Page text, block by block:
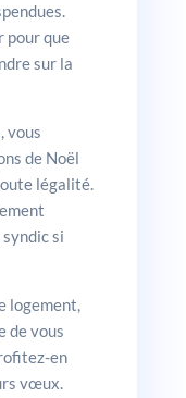
pour que
sur la
vous
de Noël
légalité.
si
logement,
de vous
en
vœux.